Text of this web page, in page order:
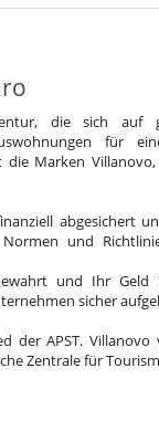
die sich auf
für
die Marken
abgesichert
und
und Ihr
sicher
der APST.
Zentrale für